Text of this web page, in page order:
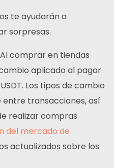
te ayudarán a
sorpresas.
Al comprar en tiendas
aplicado al pagar
Los tipos de cambio
transacciones, así
realizar compras
del mercado de
actualizados sobre los